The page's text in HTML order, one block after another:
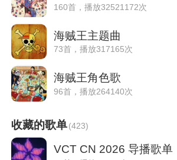
160首，播放32521172次
海贼王主题曲
73首，播放317165次
海贼王角色歌
96首，播放264140次
收藏的歌单(423)
VCT CN 2026 导播歌单